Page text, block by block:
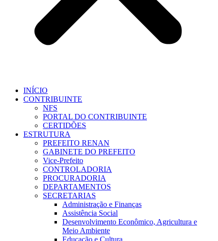
INÍCIO
CONTRIBUINTE
NFS
PORTAL DO CONTRIBUINTE
CERTIDÕES
ESTRUTURA
PREFEITO RENAN
GABINETE DO PREFEITO
Vice-Prefeito
CONTROLADORIA
PROCURADORIA
DEPARTAMENTOS
SECRETARIAS
Administração e Finanças
Assistência Social
Desenvolvimento Econômico, Agricultura e
Meio Ambiente
Educação e Cultura